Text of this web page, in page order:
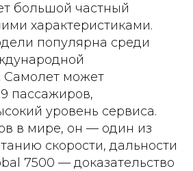
большой частный
характеристиками.
популярна среди
Самолет может
пассажиров,
уровень сервиса.
в мире, он — один из
скорости, дальности
7500 — доказательство